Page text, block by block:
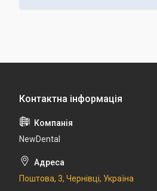
NewDental
Поштова, 3, Чернівці, Україна